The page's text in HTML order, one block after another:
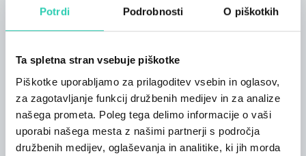
Potrdi Podrobnosti O piškotkih
Ta spletna stran vsebuje piškotke
Piškotke uporabljamo za prilagoditev vsebin in oglasov,
za zagotavljanje funkcij družbenih medijev in za analize
našega prometa. Poleg tega delimo informacije o vaši
uporabi našega mesta z našimi partnerji s področja
družbenih medijev, oglaševanja in analitike, ki jih morda
PREHRANA
PARKIRIŠČE/GARAŽA
STORITVE
Storitve za invalide; Hišni ljubljenčki dovoljeni;
Klimatska naprava ; Bar; TV; Brezžični internet;